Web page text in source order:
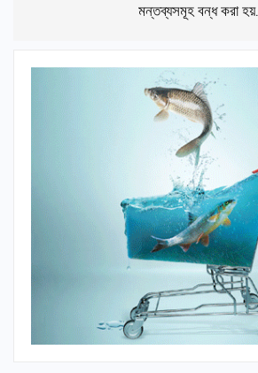
মন্তব্যসমূহ বন্ধ করা হয়.